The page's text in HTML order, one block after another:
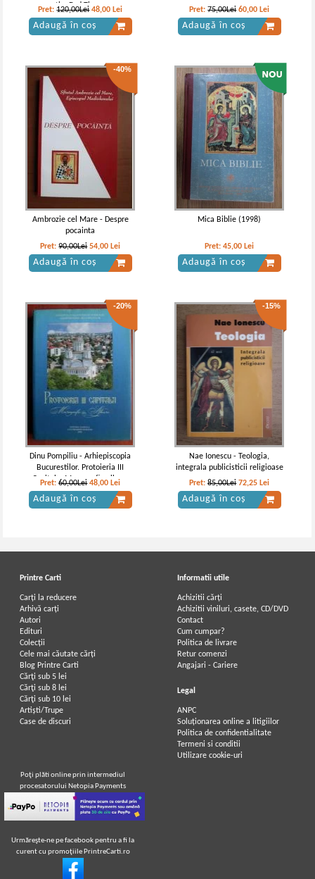
the End Times
Pret:120,00Lei 48,00 Lei
Adaugă în coș
Pret:75,00Lei 60,00 Lei
Adaugă în coș
-40%
Ambrozie cel Mare - Despre
pocainta
Pret:90,00Lei 54,00 Lei
Adaugă în coș
Mica Biblie (1998)
Pret:45,00 Lei
Adaugă în coș
-20%
Dinu Pompiliu - Arhiepiscopia
Bucurestilor. Protoieria III
Capitala. Monografie album
(2009)
Pret:60,00Lei 48,00 Lei
Adaugă în coș
-15%
Nae Ionescu - Teologia,
integrala publicisticii religioase
Pret:85,00Lei 72,25 Lei
Adaugă în coș
Printre Carti
Carți la reducere
Arhivă carți
Autori
Edituri
Colecții
Cele mai căutate cărți
Blog Printre Carti
Cărţi sub 5 lei
Cărţi sub 8 lei
Cărţi sub 10 lei
Artiști/Trupe
Case de discuri
Informatii utile
Achizitii cărți
Achizitii viniluri, casete, CD/DVD
Contact
Cum cumpar?
Politica de livrare
Retur comenzi
Angajari - Cariere
Legal
ANPC
Soluționarea online a litigiilor
Politica de confidentialitate
Termeni si conditii
Utilizare cookie-uri
Poţi plăti online prin intermediul
procesatorului Netopia Payments
Urmăreşte-ne pe facebook pentru a fi la
curent cu promoţiile PrintreCarti.ro